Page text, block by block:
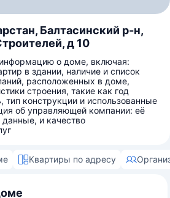
Балтасинский р-н,
д 10
о доме, включая:
в здании, наличие и список
расположенных в доме,
строения, такие как год
тип конструкции и использованные
об управляющей компании: её
данные, и качество
Квартиры по адресу